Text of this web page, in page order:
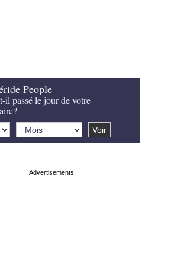
People
il passé le jour de votre